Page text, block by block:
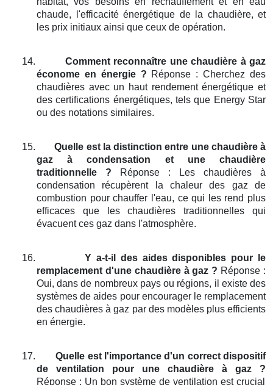
chaude, l'efficacité énergétique de la chaudière, et
les prix initiaux ainsi que ceux de opération.
14.
Comment reconnaître une chaudière à gaz
économe en énergie ? Réponse : Cherchez des
chaudières avec un haut rendement énergétique et
des certifications énergétiques, tels que Energy Star
ou des notations similaires.
15.
Quelle est la distinction entre une chaudière à
gaz à condensation et une chaudière
traditionnelle ? Réponse : Les chaudières à
condensation récupèrent la chaleur des gaz de
combustion pour chauffer l'eau, ce qui les rend plus
efficaces que les chaudières traditionnelles qui
évacuent ces gaz dans l'atmosphère.
16.
Y a-t-il des aides disponibles pour le
remplacement d'une chaudière à gaz ? Réponse :
Oui, dans de nombreux pays ou régions, il existe des
systèmes de aides pour encourager le remplacement
des chaudières à gaz par des modèles plus efficients
en énergie.
17.
Quelle est l'importance d'un correct dispositif
de ventilation pour une chaudière à gaz ?
Réponse : Un bon système de ventilation est crucial